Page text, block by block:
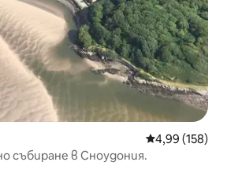
Средна
4,99 (158)
събиране в Сноудония.